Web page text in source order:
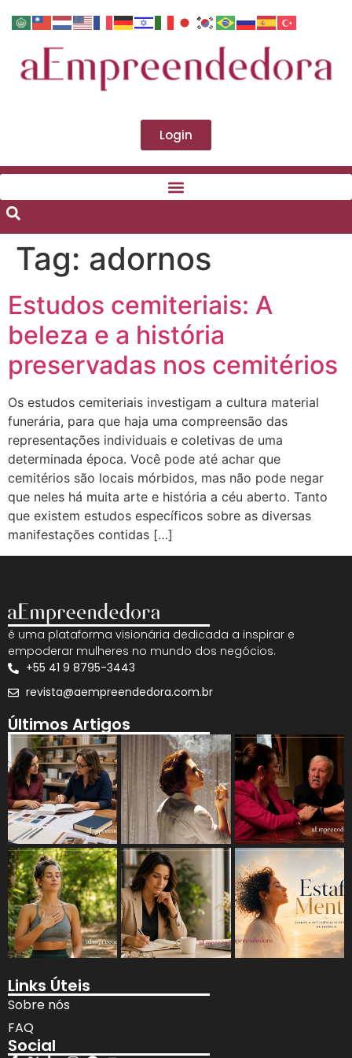
Login
Tag: adornos
Estudos cemiteriais: A
beleza e a história
preservadas nos cemitérios
Os estudos cemiteriais investigam a cultura material
funerária, para que haja uma compreensão das
representações individuais e coletivas de uma
determinada época. Você pode até achar que
cemitérios são locais mórbidos, mas não pode negar
que neles há muita arte e história a céu aberto. Tanto
que existem estudos específicos sobre as diversas
manifestações contidas […]
é uma plataforma visionária dedicada a inspirar e
empoderar mulheres no mundo dos negócios.
+55 41 9 8795-3443
revista@aempreendedora.com.br
Últimos Artigos
Links Úteis
Sobre nós
FAQ
Social